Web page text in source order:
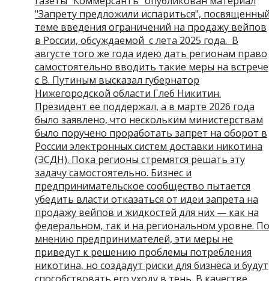
"Запрету предложили испариться",
теме введения ограничений на продажу вейпов
в России, обсуждаемой с лета 2025 года. В
августе того же года идею дать регионам право
самостоятельно вводить такие меры на встрече
с В. Путиным высказал губернатор
Нижегородской области Глеб Никитин.
Президент ее поддержал, а в марте 2026 года
было заявлено, что нескольким министерствам
было поручено проработать запрет на оборот в
России электронных систем доставки никотина
(ЭСДН). Пока регионы стремятся решать эту
задачу самостоятельно. Бизнес и
предпринимательское сообщество пытается
убедить власти отказаться от идеи запрета на
продажу вейпов и жидкостей для них — как на
федеральном, так и на региональном уровне. По
мнению предпринимателей, эти меры не
приведут к решению проблемы потребления
никотина, но создадут риски для бизнеса и будут